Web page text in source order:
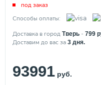
под заказ
Способы оплаты:
Доставка в город Тверь - 799
Доставим до вас за 3 дня.
93991 руб.